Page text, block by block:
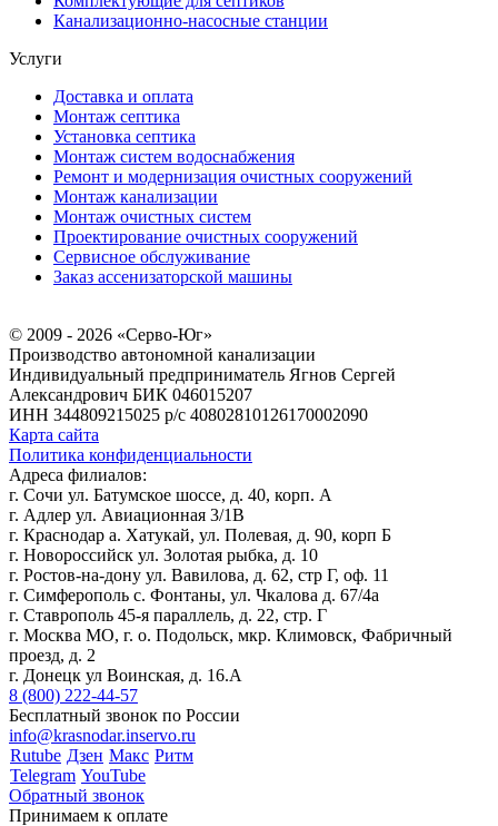
Канализационно-насосные станции
Услуги
Доставка и оплата
Монтаж септика
Установка септика
Монтаж систем водоснабжения
Ремонт и модернизация очистных сооружений
Монтаж канализации
Монтаж очистных систем
Проектирование очистных сооружений
Сервисное обслуживание
Заказ ассенизаторской машины
© 2009 - 2026 «Серво-Юг»
Производство автономной канализации
Индивидуальный предприниматель Ягнов Сергей
Александрович БИК 046015207
ИНН 344809215025 р/с 40802810126170002090
Карта сайта
Политика конфиденциальности
Адреса филиалов:
г. Сочи ул. Батумское шоссе, д. 40, корп. А
г. Адлер ул. Авиационная 3/1В
г. Краснодар а. Хатукай, ул. Полевая, д. 90, корп Б
г. Новороссийск ул. Золотая рыбка, д. 10
г. Ростов-на-дону ул. Вавилова, д. 62, стр Г, оф. 11
г. Симферополь с. Фонтаны, ул. Чкалова д. 67/4а
г. Ставрополь 45-я параллель, д. 22, стр. Г
г. Москва МО, г. о. Подольск, мкр. Климовск, Фабричный
проезд, д. 2
г. Донецк ул Воинская, д. 16.А
8 (800) 222-44-57
Бесплатный звонок по России
info@krasnodar.inservo.ru
Rutube Дзен Макс Ритм
Telegram YouTube
Обратный звонок
Принимаем к оплате